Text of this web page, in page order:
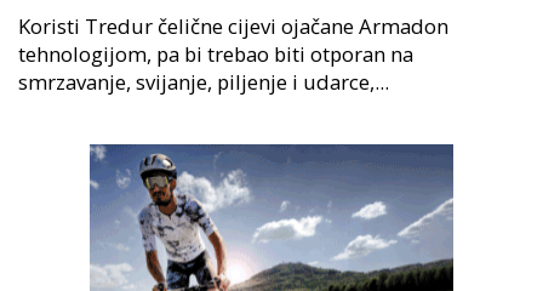
Koristi Tredur čelične cijevi ojačane Armadon
tehnologijom, pa bi trebao biti otporan na
smrzavanje, svijanje, piljenje i udarce,...